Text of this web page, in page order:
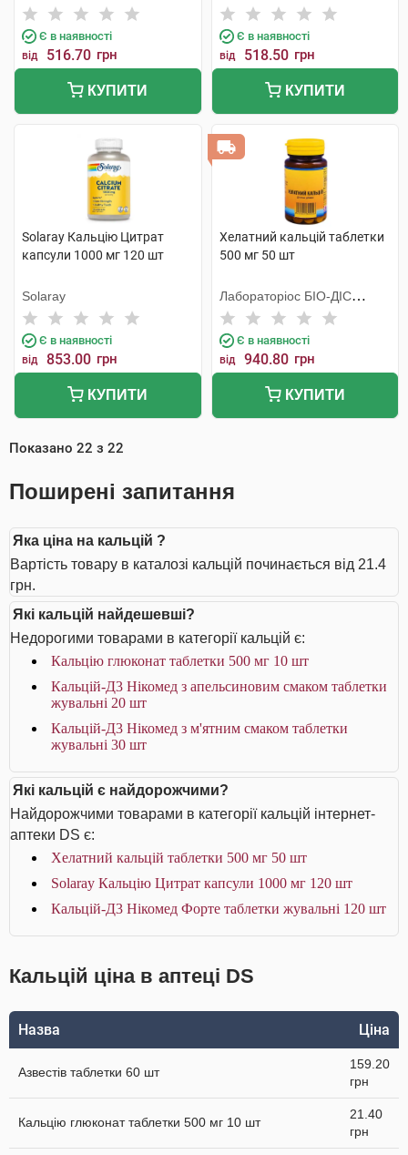
Мануфекчерінг АС
Є в наявності
від 516.70 грн
КУПИТИ
Мануфекчерінг АС
Є в наявності
від 518.50 грн
КУПИТИ
Solaray Кальцію Цитрат
капсули 1000 мг 120 шт
Solaray
Є в наявності
від 853.00 грн
КУПИТИ
Хелатний кальцій таблетки
500 мг 50 шт
Лабораторiос БIО-ДIС
Еспанія
Є в наявності
від 940.80 грн
КУПИТИ
Показано 22 з 22
Поширені запитання
Яка ціна на кальцій ?
Вартість товару в каталозі кальцій починається від 21.4
грн.
Які кальцій найдешевші?
Недорогими товарами в категорії кальцій є:
Кальцію глюконат таблетки 500 мг 10 шт
Кальцій-Д3 Нікомед з апельсиновим смаком таблетки
жувальні 20 шт
Кальцій-Д3 Нікомед з м'ятним смаком таблетки
жувальні 30 шт
Які кальцій є найдорожчими?
Найдорожчими товарами в категорії кальцій інтернет-
аптеки DS є:
Хелатний кальцій таблетки 500 мг 50 шт
Solaray Кальцію Цитрат капсули 1000 мг 120 шт
Кальцій-Д3 Нікомед Форте таблетки жувальні 120 шт
Кальцій ціна в аптеці DS
Назва Ціна
Азвестів таблетки 60 шт
159.20
грн
Кальцію глюконат таблетки 500 мг 10 шт
21.40
грн